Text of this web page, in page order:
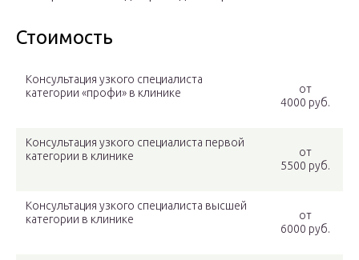
Стоимость
Консультация узкого специалиста
категории «профи» в клинике
от
4000 руб.
Консультация узкого специалиста первой
категории в клинике
от
5500 руб.
Консультация узкого специалиста высшей
категории в клинике
от
6000 руб.